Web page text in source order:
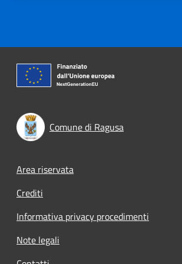
Comune di Ragusa
Footer menu
Area riservata
Crediti
Informativa privacy procedimenti
Note legali